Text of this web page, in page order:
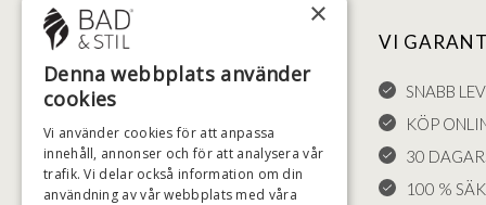
NYTTIGA LÄNKAR
FÖRSÄLJNINGSVILLKOR
LEVERANS OCH RETURER
ÅNGRÄTT
KLAGOMÅL
VI
SNABB
KÖP
30
100 %
×
Denna webbplats använder
cookies
Vi använder cookies för att anpassa
innehåll, annonser och för att analysera vår
trafik. Vi delar också information om din
användning av vår webbplats med våra